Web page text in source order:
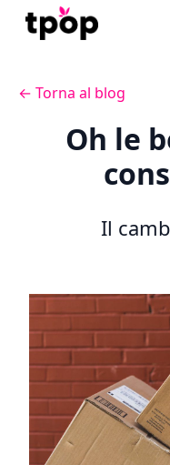
← Torna al blog
Oh le
Il